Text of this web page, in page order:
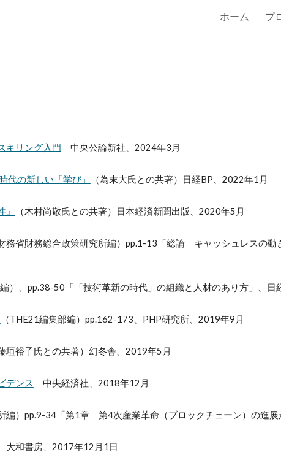
ホーム プ
キリング入門 中央公論新社、2024年3月
の新しい「学び」 （為末大氏との共著）日経BP、2022年1月
（木村尚敬氏との共著）日本経済新聞出版、2020年5月
財務省財務総合政策研究所編）pp.1-13 「総論 キャッシュレスの動
編）、pp.38-50「 「技術革新の時代」の組織と人材のあり方」 、
（THE21編集部編）pp.162-173、PHP研究所、2019年9月
藤垣裕子氏との共著）幻冬舎、2019年5月
デンス 中央経済社、2018年12月
編）pp.9-34「第1章 第4次産業革命（ブロックチェーン）の進
和書房、2017年12月1日